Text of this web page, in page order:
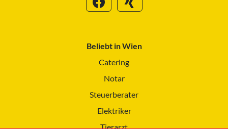
Beliebt in Wien
Catering
Notar
Steuerberater
Elektriker
Tierarzt